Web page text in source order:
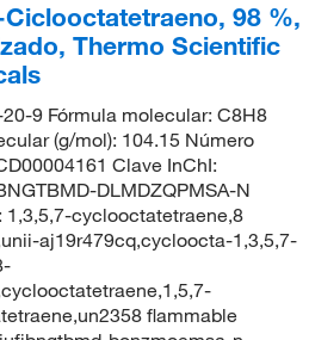
Ciclooctatetraeno, 98 %,
Thermo Scientific
9 Fórmula molecular: C8H8
(g/mol): 104.15 Número
Clave InChI:
DLMDZQPMSA-N
1,3,5,7-cyclooctatetraene,8
aj19r479cq,cycloocta-1,3,5,7-
flammable